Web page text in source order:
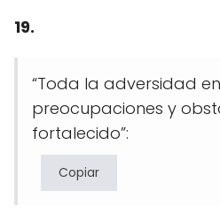
19.
“Toda la adversidad
preocupaciones y
fortalecido”:
Copiar